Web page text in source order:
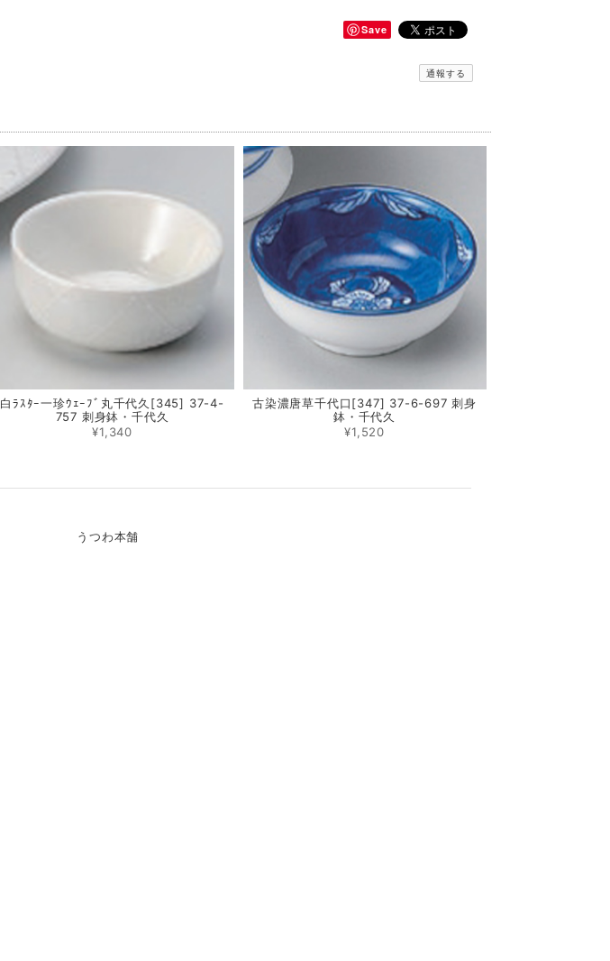
Save
通報する
白ﾗｽﾀｰ一珍ｳｪｰﾌﾞ丸千代久[345] 37-4-
757 刺身鉢・千代久
¥1,340
古染濃唐草千代口[347] 37-6-697 刺身
鉢・千代久
¥1,520
うつわ本舗